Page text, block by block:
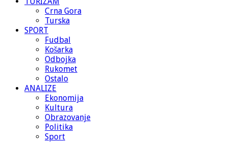
Crna Gora
Turska
SPORT
Fudbal
Košarka
Odbojka
Rukomet
Ostalo
ANALIZE
Ekonomija
Kultura
Obrazovanje
Politika
Sport